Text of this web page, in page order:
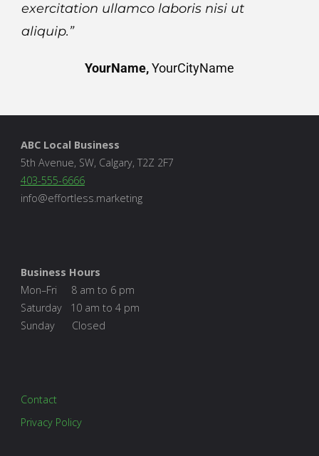
exercitation ullamco laboris nisi ut
aliquip.”
YourName,YourCityName
ABC Local Business
5th Avenue, SW, Calgary, T2Z 2F7
403-555-6666
info@effortless.marketing
Business Hours
Mon–Fri 8 am to 6 pm
Saturday 10 am to 4 pm
Sunday Closed
Contact
Privacy Policy